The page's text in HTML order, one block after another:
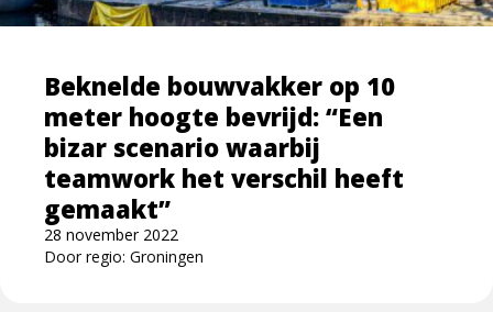
Beknelde bouwvakker op 10
meter hoogte bevrijd: “Een
bizar scenario waarbij
teamwork het verschil heeft
gemaakt”
28 november 2022
Door regio: Groningen
10
bevrijd:
scenario
waarbij
teamwork